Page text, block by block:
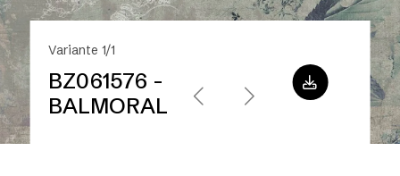
Variante 1/1
BZ061576 -
BALMORAL